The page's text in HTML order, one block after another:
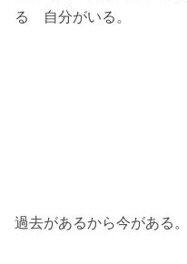
る 自分がいる。
過去があるから今がある。